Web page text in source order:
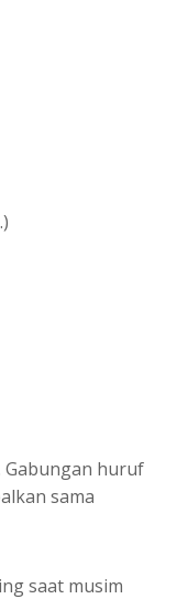
Gabungan huruf
sama
saat musim